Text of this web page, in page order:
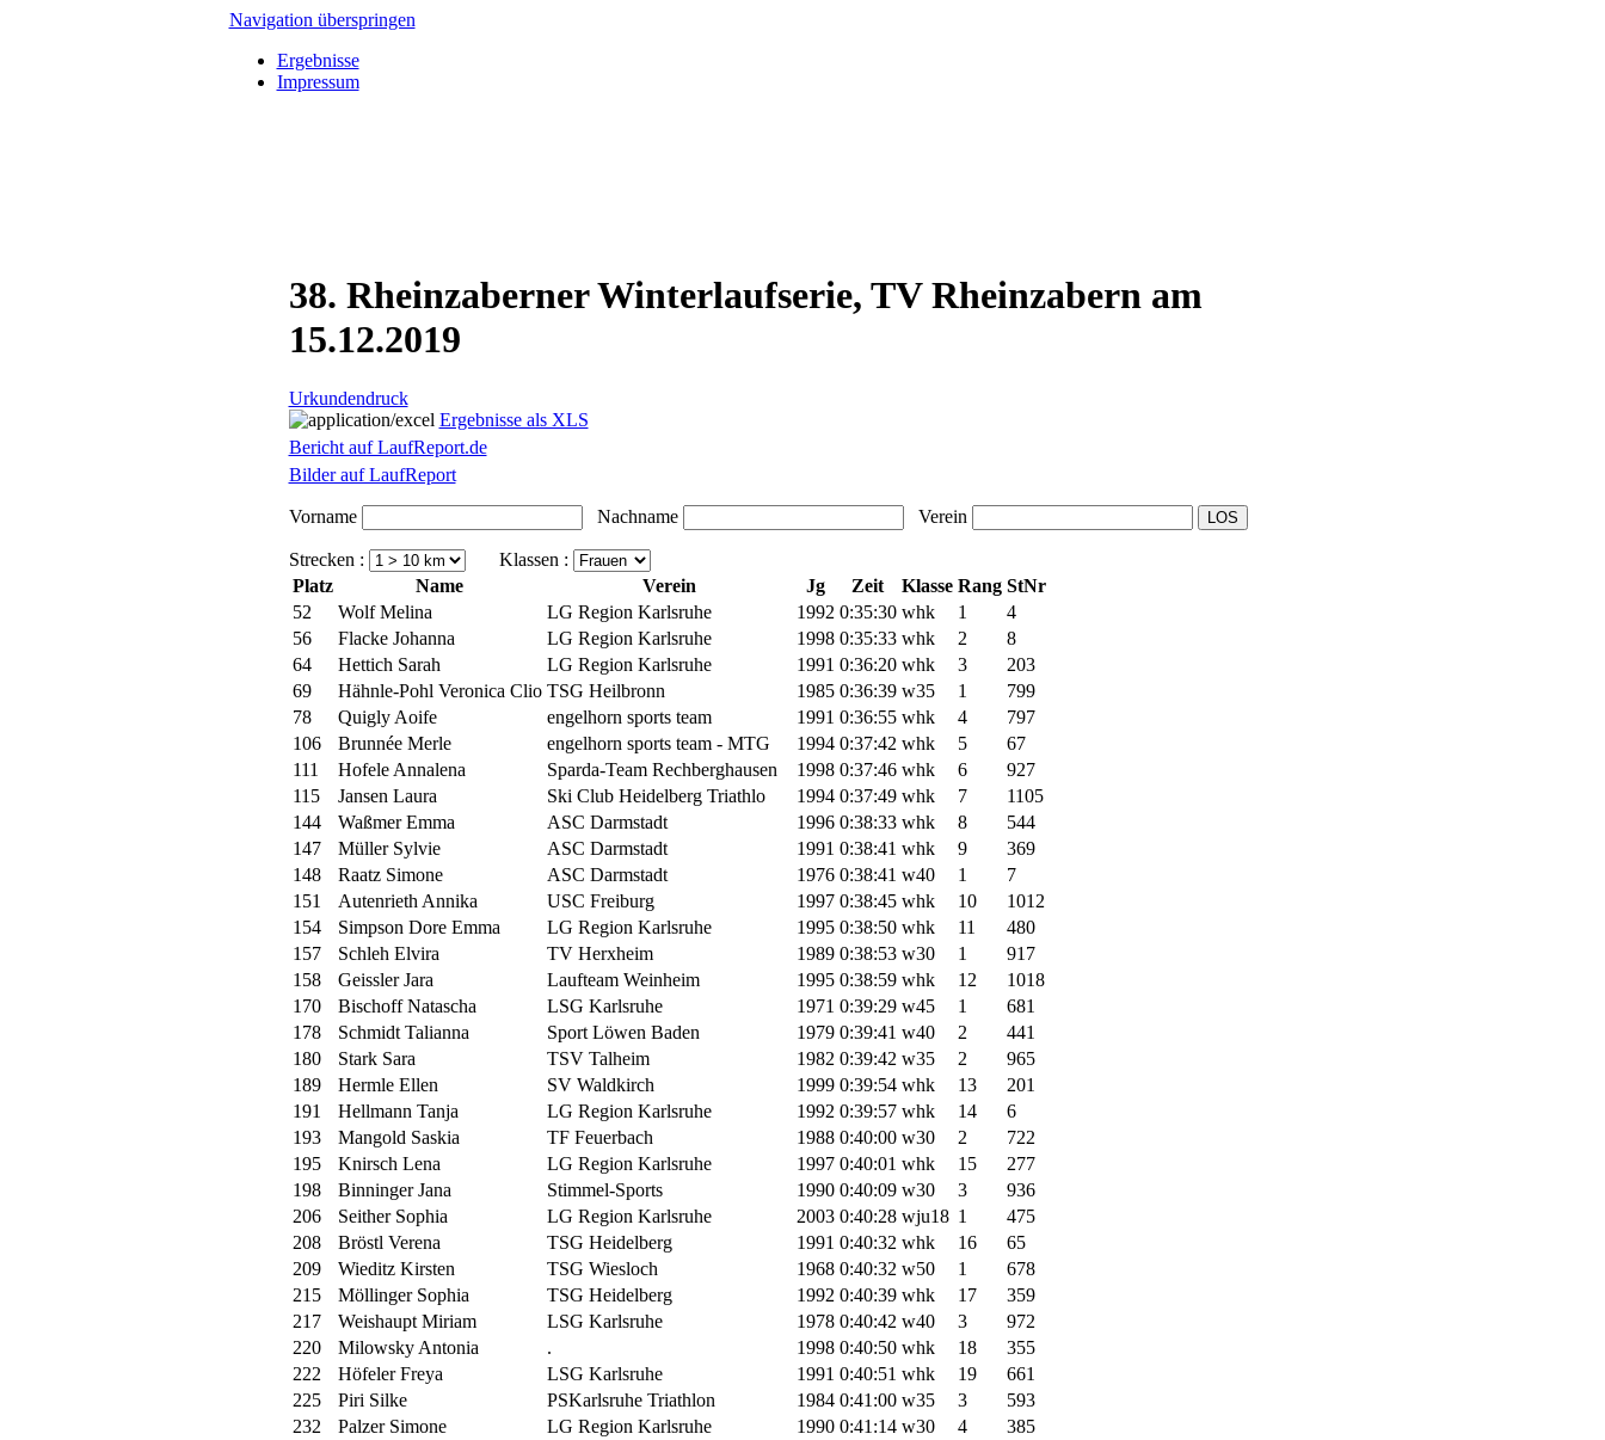
Navigation überspringen
Ergebnisse
Impressum
38. Rheinzaberner Winterlaufserie, TV Rheinzabern am
15.12.2019
Urkundendruck
Ergebnisse als XLS
Bericht auf LaufReport.de
Bilder auf LaufReport
Vorname Nachname Verein
Strecken :
Klassen :
Platz
Name Verein Jg Zeit Klasse Rang StNr
52
Wolf Melina LG Region Karlsruhe 1992 0:35:30 whk 1
4
56
Flacke Johanna LG Region Karlsruhe 1998 0:35:33 whk 2
8
64
Hettich Sarah LG Region Karlsruhe 1991 0:36:20 whk 3
203
69
Hähnle-Pohl Veronica Clio TSG Heilbronn 1985 0:36:39 w35 1
799
78
Quigly Aoife engelhorn sports team 1991 0:36:55 whk 4
797
106
Brunnée Merle engelhorn sports team - MTG 1994 0:37:42 whk 5
67
111
Hofele Annalena Sparda-Team Rechberghausen 1998 0:37:46 whk 6
927
115
Jansen Laura Ski Club Heidelberg Triathlo 1994 0:37:49 whk 7
1105
144
Waßmer Emma ASC Darmstadt 1996 0:38:33 whk 8
544
147
Müller Sylvie ASC Darmstadt 1991 0:38:41 whk 9
369
148
Raatz Simone ASC Darmstadt 1976 0:38:41 w40 1
7
151
Autenrieth Annika USC Freiburg 1997 0:38:45 whk 10
1012
154
Simpson Dore Emma LG Region Karlsruhe 1995 0:38:50 whk 11
480
157
Schleh Elvira TV Herxheim 1989 0:38:53 w30 1
917
158
Geissler Jara Laufteam Weinheim 1995 0:38:59 whk 12
1018
170
Bischoff Natascha LSG Karlsruhe 1971 0:39:29 w45 1
681
178
Schmidt Talianna Sport Löwen Baden 1979 0:39:41 w40 2
441
180
Stark Sara TSV Talheim 1982 0:39:42 w35 2
965
189
Hermle Ellen SV Waldkirch 1999 0:39:54 whk 13
201
191
Hellmann Tanja LG Region Karlsruhe 1992 0:39:57 whk 14
6
193
Mangold Saskia TF Feuerbach 1988 0:40:00 w30 2
722
195
Knirsch Lena LG Region Karlsruhe 1997 0:40:01 whk 15
277
198
Binninger Jana Stimmel-Sports 1990 0:40:09 w30 3
936
206
Seither Sophia LG Region Karlsruhe 2003 0:40:28 wju18 1
475
208
Bröstl Verena TSG Heidelberg 1991 0:40:32 whk 16
65
209
Wieditz Kirsten TSG Wiesloch 1968 0:40:32 w50 1
678
215
Möllinger Sophia TSG Heidelberg 1992 0:40:39 whk 17
359
217
Weishaupt Miriam LSG Karlsruhe 1978 0:40:42 w40 3
972
220
Milowsky Antonia . 1998 0:40:50 whk 18
355
222
Höfeler Freya LSG Karlsruhe 1991 0:40:51 whk 19
661
225
Piri Silke PSKarlsruhe Triathlon 1984 0:41:00 w35 3
593
232
Palzer Simone LG Region Karlsruhe 1990 0:41:14 w30 4
385